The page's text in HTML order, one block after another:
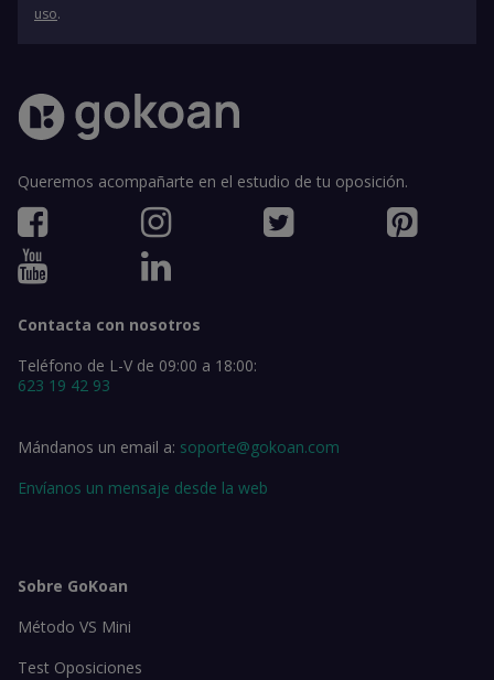
uso.
Queremos acompañarte en el estudio de tu oposición.
Contacta con nosotros
Teléfono de L-V de 09:00 a 18:00:
623 19 42 93
Mándanos un email a: soporte@gokoan.com
Envíanos un mensaje desde la web
Sobre GoKoan
Método VS Mini
Test Oposiciones